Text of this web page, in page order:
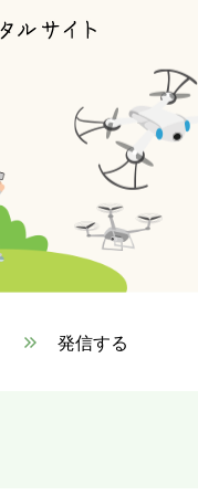
> 発信する